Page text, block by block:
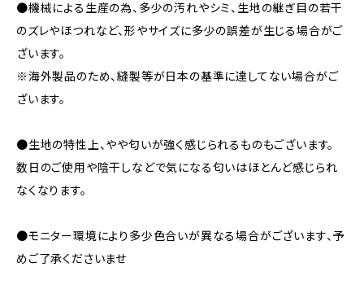
●機械による生産の為、多少の汚れやシミ、生地の継ぎ目の若干
のズレやほつれなど、形やサイズに多少の誤差が生じる場合がご
ざいます。
※海外製品のため、縫製等が日本の基準に達してない場合がご
ざいます。
●生地の特性上、やや匂いが強く感じられるものもございます。
数日のご使用や陰干しなどで気になる匂いはほとんど感じられ
なくなります。
●モニター環境により多少色合いが異なる場合がございます、予
めご了承くださいませ